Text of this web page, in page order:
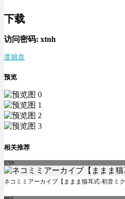
下载
访问密码: xtnh
度娘盘
预览
相关推荐
1729
ネコミミアーカイブ【ままま猫耳式-初音ミク